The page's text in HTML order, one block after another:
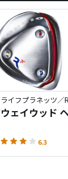
ェイウッド
6.3